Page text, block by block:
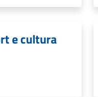
e cultura